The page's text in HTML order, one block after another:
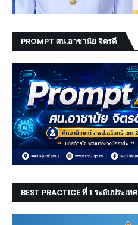
PROMPT ศน.อาชานัย จิตรดี
BEST PRACTICE ที่ 1 ระดับประเทศ